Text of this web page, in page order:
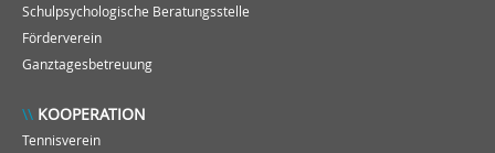
Schulpsychologische Beratungsstelle
Förderverein
Ganztagesbetreuung
KOOPERATION
Tennisverein